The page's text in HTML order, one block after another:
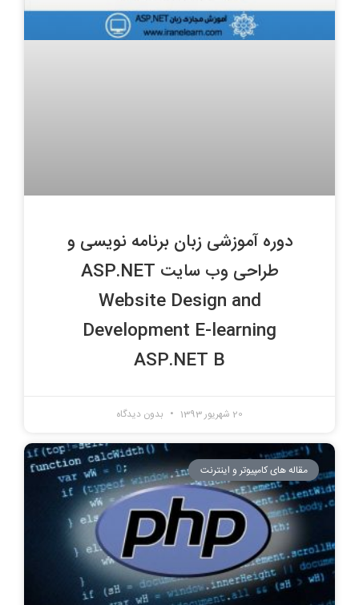
دوره آموزشی زبان برنامه نویسی و
طراحی وب سایت ASP.NET
Website Design and
Development E-learning
ASP.NET B
20 شهریور 1393 بدون دیدگاه
مقاله های کامپیوتر و اینترنت